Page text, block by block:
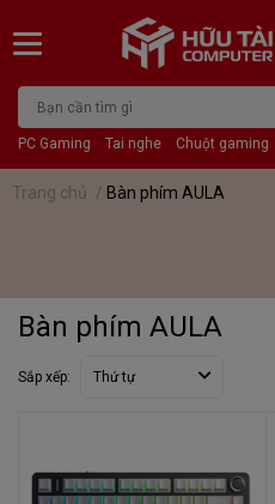
PC Gaming Tai nghe Chuột gaming
Trang chủ / Bàn phím AULA
Bàn phím AULA
Sắp xếp: Thứ tự